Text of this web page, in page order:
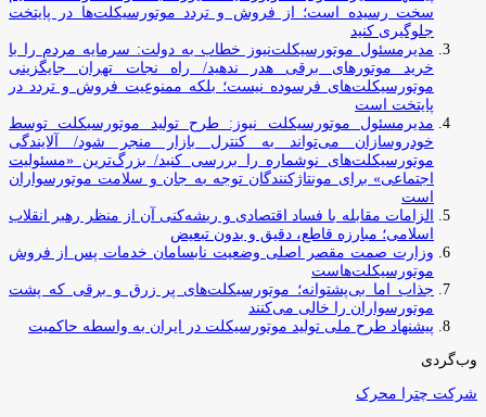
سخت رسیده است؛ از فروش و تردد موتورسیکلت‌ها در پایتخت
جلوگیری کنید
مدیرمسئول موتورسیکلت‌نیوز خطاب به دولت: سرمایه مردم را با
خرید موتورهای برقی هدر ندهید/ راه نجات تهران جایگزینی
موتورسیکلت‌های فرسوده نیست؛ بلکه ممنوعیت فروش و تردد در
پایتخت است
مدیرمسئول موتورسیکلت نیوز: طرح تولید موتورسیکلت توسط
خودروسازان می‌تواند به کنترل بازار منجر شود/ آلایندگی
موتورسیکلت‌های نوشماره را بررسی کنید/ بزرگ‌ترین «مسئولیت
اجتماعی» برای مونتاژکنندگان توجه به جان و سلامت موتورسواران
است
الزامات مقابله با فساد اقتصادی و ریشه‌کنی آن از منظر رهبر انقلاب
اسلامی؛ مبارزه قاطع، دقیق و بدون تبعیض
وزارت صمت مقصر اصلی وضعیت نابسامان خدمات پس از فروش
موتورسیکلت‌هاست
جذاب اما بی‌پشتوانه؛ موتورسیکلت‌های پر زرق‌ و برقی که پشت
موتورسواران را خالی می‌کنند
پیشنهاد طرح ملی تولید موتورسیکلت در ایران به واسطه حاکمیت
وب‌گردی
شرکت چترا محرک